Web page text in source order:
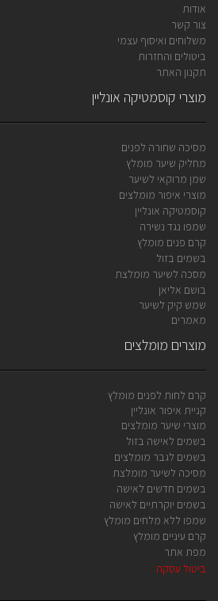
אודות
צור קשר
משלוחים ואיסוף עצמי
ביטולים והחזרות
תקנון האתר
מוצרי קוסמטיקה אונליין
מסיכה שחורה לפנים
מחליק שיער מומלץ
שמן מרוקאי לשיער
מוצרי איפור מומלצים
קוסמטיקה אונליין
שמפו נגד נשירה
קרם פנים מומלץ
בשמים בזול
מסכה לשיער מומלצת
בושם אליאן
שמש קיק לשיער
מאמרים
מוצרים מומלצים
קרם לחות לפנים מומלץ
קניית איפור אונליין
מוצרי שיער מומלצים
בשמים לאישה בזול
בשמים לגבר מומלצים
מסיכה לשיער מומלצת
בשמים חדשים לאישה
בשמים יוקרתיים לאישה
שמפו ללא מלחים מומלץ
קרם עיניים מומלץ
מפת אתר
ביטול עסקה